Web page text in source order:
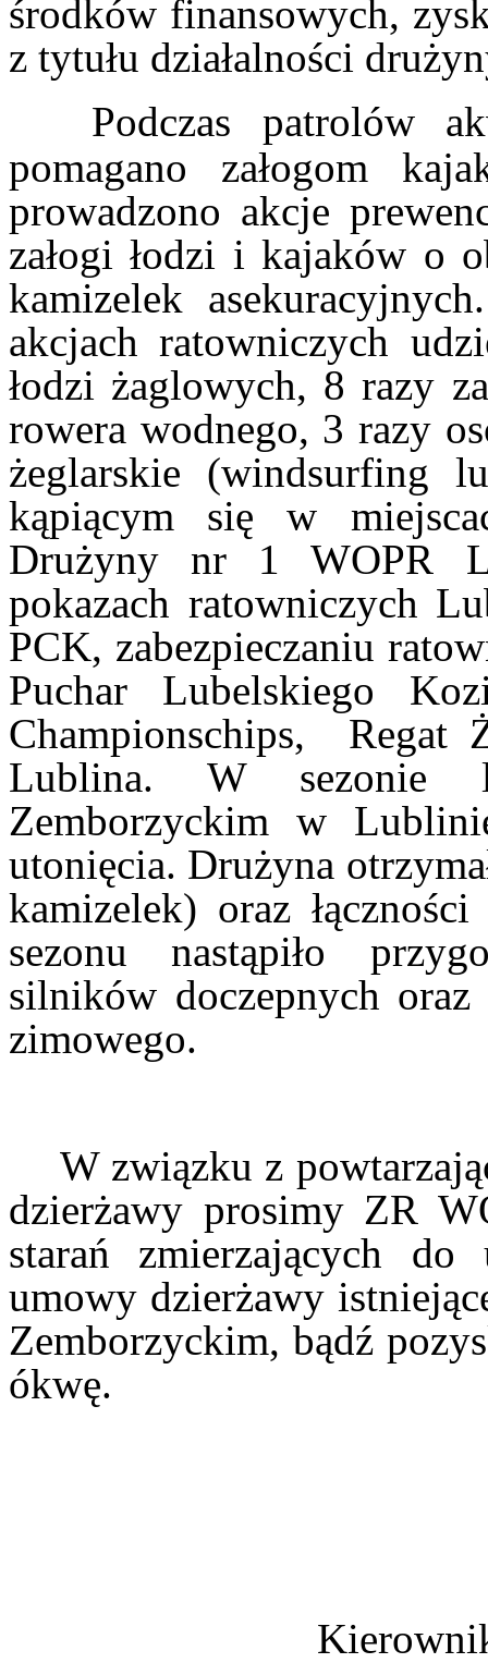
środków finansowych,
z tytułu działalności
Podczas patrolów
pomagano załogom
prowadzono akcje
załogi łodzi i kajaków o
kamizelek
akcjach ratowniczych
łodzi żaglowych, 8 razy
rowera wodnego, 3 razy
żeglarskie (windsurfing
kąpiącym się w
Drużyny nr 1 WOPR
pokazach ratowniczych
PCK, zabezpieczaniu
Puchar Lubelskiego
Championschips, Regat
Lublina. W sezonie
Zemborzyckim w
utonięcia. Drużyna
kamizelek) oraz
sezonu nastąpiło
silników doczepnych oraz
zimowego.
W związku z
dzierżawy prosimy ZR
starań zmierzających
umowy dzierżawy
Zemborzyckim, bądź
ókwę.